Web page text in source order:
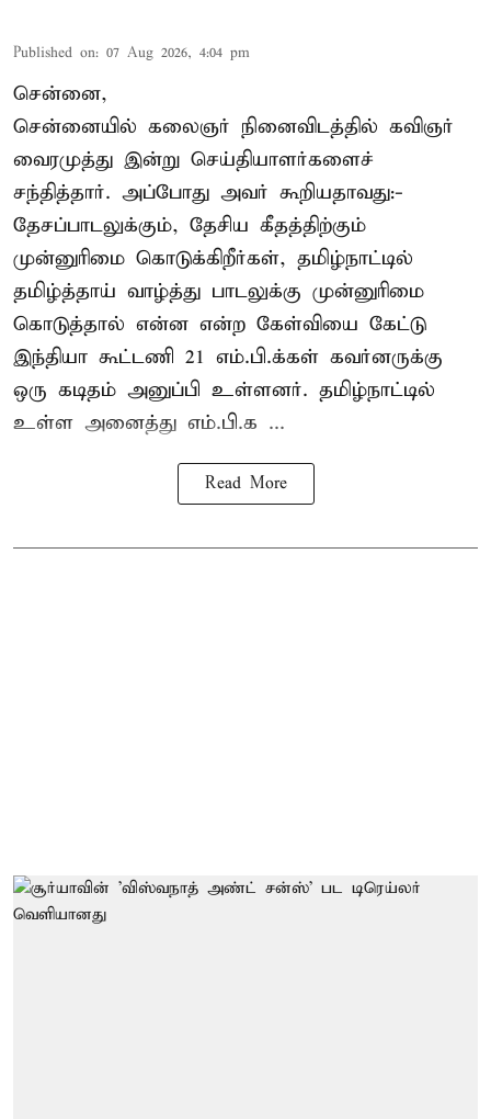
Published on: 07 Aug 2026, 4:04 pm
சென்னை,
சென்னையில் கலைஞர் நினைவிடத்தில் கவிஞர்
வைரமுத்து இன்று செய்தியாளர்களைச்
சந்தித்தார். அப்போது அவர் கூறியதாவது:-
தேசப்பாடலுக்கும், தேசிய கீதத்திற்கும்
முன்னுரிமை கொடுக்கிறீர்கள், தமிழ்நாட்டில்
தமிழ்த்தாய் வாழ்த்து பாடலுக்கு முன்னுரிமை
கொடுத்தால் என்ன என்ற கேள்வியை கேட்டு
இந்தியா கூட்டணி 21 எம்.பி.க்கள் கவர்னருக்கு
ஒரு கடிதம் அனுப்பி உள்ளனர். தமிழ்நாட்டில்
உள்ள அனைத்து எம்.பி.க ...
Read More